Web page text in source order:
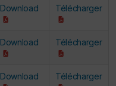
Download Télécharger
Download Télécharger
Download Télécharger